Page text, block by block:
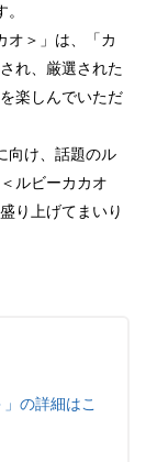
オ＞」は、「カ
れ、厳選された
楽しんでいただ
向け、話題のル
ルビーカカオ
り上げてまいり
の詳細はこ